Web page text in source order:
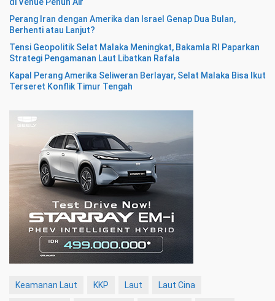
Perang Iran dengan Amerika dan Israel Genap Dua Bulan,
Berhenti atau Lanjut?
Tensi Geopolitik Selat Malaka Meningkat, Bakamla RI Paparkan
Strategi Pengamanan Laut Libatkan Rafala
Kapal Perang Amerika Seliweran Berlayar, Selat Malaka Bisa Ikut
Terseret Konflik Timur Tengah
Keamanan Laut KKP Laut Laut Cina